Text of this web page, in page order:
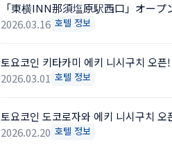
「東横INN那須塩原駅西口」オープ
2026.03.16 호텔 정보
토요코인 키타카미 에키 니시구치 오픈!
2026.03.01 호텔 정보
토요코인 도코로자와 에키 니시구치 오
2026.02.20 호텔 정보